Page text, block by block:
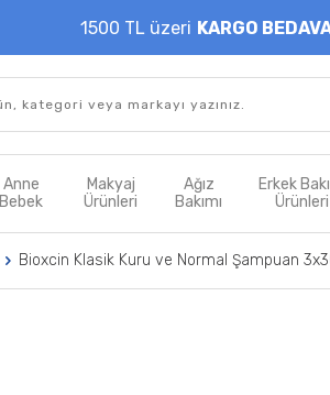
1500 TL üzeri KARGO
Anne
Bebek
Makyaj
Ürünleri
Ağız
Bakımı
Erkek
Ürünleri
Bioxcin Klasik Kuru ve Normal Şampuan